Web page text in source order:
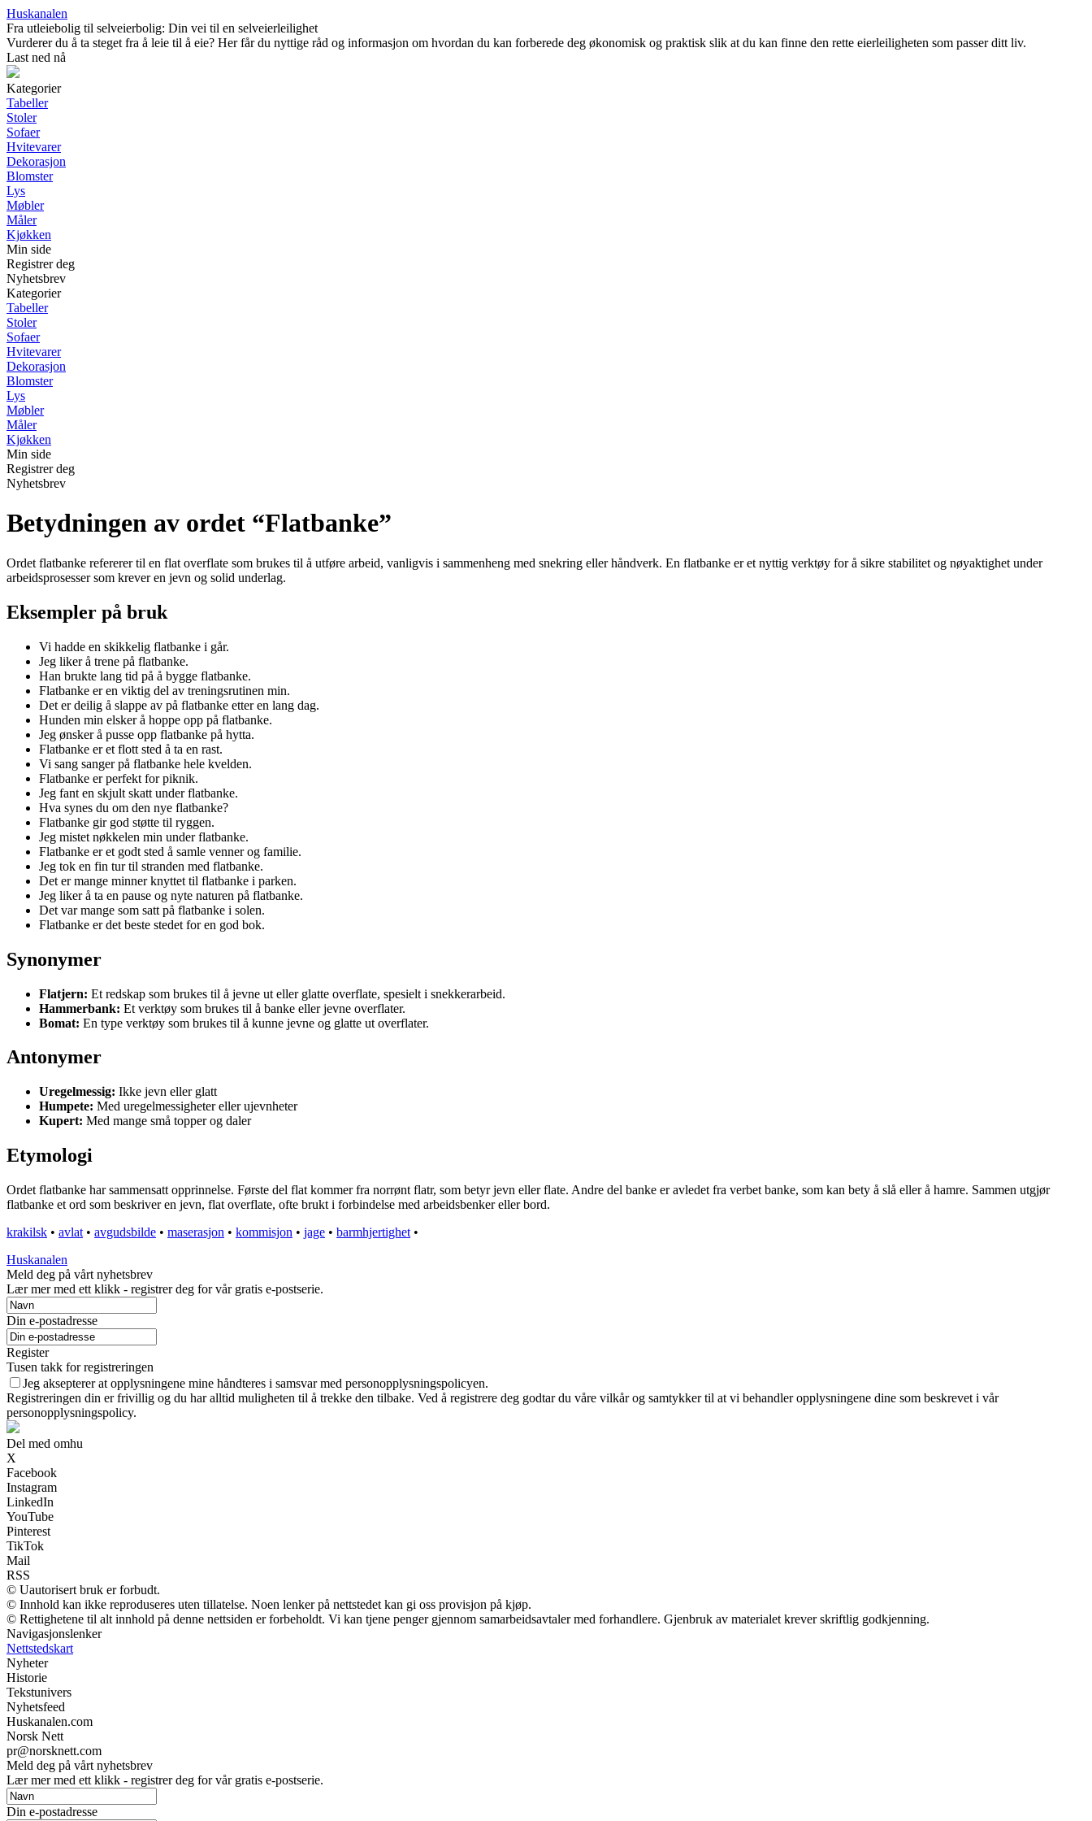
Huskanalen
Fra utleiebolig til selveierbolig: Din vei til en selveierleilighet
Vurderer du å ta steget fra å leie til å eie? Her får du nyttige råd og informasjon om hvordan du kan forberede deg økonomisk og praktisk slik at du kan finne den rette eierleiligheten som passer ditt liv.
Last ned nå
Kategorier
Tabeller
Stoler
Sofaer
Hvitevarer
Dekorasjon
Blomster
Lys
Møbler
Måler
Kjøkken
Min side
Registrer deg
Nyhetsbrev
Kategorier
Tabeller
Stoler
Sofaer
Hvitevarer
Dekorasjon
Blomster
Lys
Møbler
Måler
Kjøkken
Min side
Registrer deg
Nyhetsbrev
Betydningen av ordet “Flatbanke”
Ordet flatbanke refererer til en flat overflate som brukes til å utføre arbeid, vanligvis i sammenheng med snekring eller håndverk. En flatbanke er et nyttig verktøy for å sikre stabilitet og nøyaktighet under
arbeidsprosesser som krever en jevn og solid underlag.
Eksempler på bruk
Vi hadde en skikkelig flatbanke i går.
Jeg liker å trene på flatbanke.
Han brukte lang tid på å bygge flatbanke.
Flatbanke er en viktig del av treningsrutinen min.
Det er deilig å slappe av på flatbanke etter en lang dag.
Hunden min elsker å hoppe opp på flatbanke.
Jeg ønsker å pusse opp flatbanke på hytta.
Flatbanke er et flott sted å ta en rast.
Vi sang sanger på flatbanke hele kvelden.
Flatbanke er perfekt for piknik.
Jeg fant en skjult skatt under flatbanke.
Hva synes du om den nye flatbanke?
Flatbanke gir god støtte til ryggen.
Jeg mistet nøkkelen min under flatbanke.
Flatbanke er et godt sted å samle venner og familie.
Jeg tok en fin tur til stranden med flatbanke.
Det er mange minner knyttet til flatbanke i parken.
Jeg liker å ta en pause og nyte naturen på flatbanke.
Det var mange som satt på flatbanke i solen.
Flatbanke er det beste stedet for en god bok.
Synonymer
Flatjern: Et redskap som brukes til å jevne ut eller glatte overflate, spesielt i snekkerarbeid.
Hammerbank: Et verktøy som brukes til å banke eller jevne overflater.
Bomat: En type verktøy som brukes til å kunne jevne og glatte ut overflater.
Antonymer
Uregelmessig: Ikke jevn eller glatt
Humpete: Med uregelmessigheter eller ujevnheter
Kupert: Med mange små topper og daler
Etymologi
Ordet flatbanke har sammensatt opprinnelse. Første del flat kommer fra norrønt flatr, som betyr jevn eller flate. Andre del banke er avledet fra verbet banke, som kan bety å slå eller å hamre. Sammen utgjør
flatbanke et ord som beskriver en jevn, flat overflate, ofte brukt i forbindelse med arbeidsbenker eller bord.
krakilsk • avlat • avgudsbilde • maserasjon • kommisjon • jage • barmhjertighet •
Huskanalen
Meld deg på vårt nyhetsbrev
Lær mer med ett klikk - registrer deg for vår gratis e-postserie.
Din e-postadresse
Register
Tusen takk for registreringen
Jeg aksepterer at opplysningene mine håndteres i samsvar med personopplysningspolicyen.
Registreringen din er frivillig og du har alltid muligheten til å trekke den tilbake. Ved å registrere deg godtar du våre vilkår og samtykker til at vi behandler opplysningene dine som beskrevet i vår
personopplysningspolicy.
Del med omhu
X
Facebook
Instagram
LinkedIn
YouTube
Pinterest
TikTok
Mail
RSS
© Uautorisert bruk er forbudt.
© Innhold kan ikke reproduseres uten tillatelse. Noen lenker på nettstedet kan gi oss provisjon på kjøp.
© Rettighetene til alt innhold på denne nettsiden er forbeholdt. Vi kan tjene penger gjennom samarbeidsavtaler med forhandlere. Gjenbruk av materialet krever skriftlig godkjenning.
Navigasjonslenker
Nettstedskart
Nyheter
Historie
Tekstunivers
Nyhetsfeed
Huskanalen.com
Norsk Nett
pr@norsknett.com
Meld deg på vårt nyhetsbrev
Lær mer med ett klikk - registrer deg for vår gratis e-postserie.
Din e-postadresse